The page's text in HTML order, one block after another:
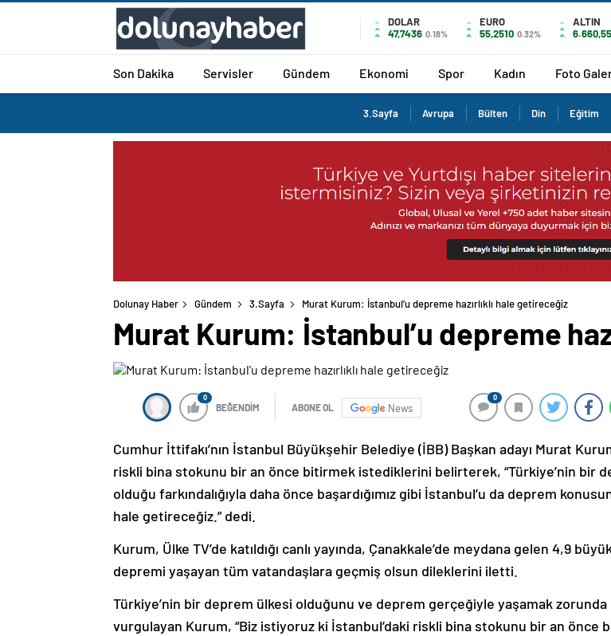
DOLAR
47,7436 0.18%
EURO
55,2510 0.32%
ALTIN
6.660,55
Son Dakika Servisler Gündem Ekonomi Spor Kadın Foto
3.Sayfa Avrupa Bülten Din Eğitim
Dolunay Haber Gündem 3.Sayfa Murat Kurum: İstanbul’u depreme hazırlıklı hale getireceğiz
Murat Kurum: İstanbul’u depreme
0
BEĞENDİM ABONE OL News
0
Cumhur İttifakı’nın İstanbul Büyükşehir Belediye (İBB) Başkan adayı Murat
riskli bina stokunu bir an önce bitirmek istediklerini belirterek, “Türkiye’nin bir
olduğu farkındalığıyla daha önce başardığımız gibi İstanbul’u da deprem
hale getireceğiz.” dedi.
Kurum, Ülke TV’de katıldığı canlı yayında, Çanakkale’de meydana gelen 4,9
depremi yaşayan tüm vatandaşlara geçmiş olsun dileklerini iletti.
Türkiye’nin bir deprem ülkesi olduğunu ve deprem gerçeğiyle yaşamak
vurgulayan Kurum, “Biz istiyoruz ki İstanbul’daki riskli bina stokunu bir an önce